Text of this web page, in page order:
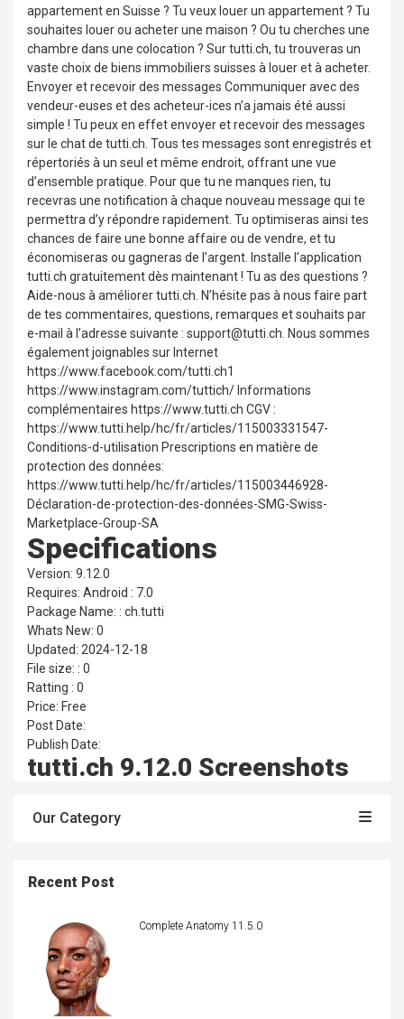
appartement en Suisse ? Tu veux louer un appartement ? Tu
souhaites louer ou acheter une maison ? Ou tu cherches une
chambre dans une colocation ? Sur tutti.ch, tu trouveras un
vaste choix de biens immobiliers suisses à louer et à acheter.
Envoyer et recevoir des messages Communiquer avec des
vendeur-euses et des acheteur-ices n’a jamais été aussi
simple ! Tu peux en effet envoyer et recevoir des messages
sur le chat de tutti.ch. Tous tes messages sont enregistrés et
répertoriés à un seul et même endroit, offrant une vue
d’ensemble pratique. Pour que tu ne manques rien, tu
recevras une notification à chaque nouveau message qui te
permettra d’y répondre rapidement. Tu optimiseras ainsi tes
chances de faire une bonne affaire ou de vendre, et tu
économiseras ou gagneras de l’argent. Installe l’application
tutti.ch gratuitement dès maintenant ! Tu as des questions ?
Aide-nous à améliorer tutti.ch. N’hésite pas à nous faire part
de tes commentaires, questions, remarques et souhaits par
e-mail à l’adresse suivante : support@tutti.ch. Nous sommes
également joignables sur Internet
https://www.facebook.com/tutti.ch1
https://www.instagram.com/tuttich/ Informations
complémentaires https://www.tutti.ch CGV :
https://www.tutti.help/hc/fr/articles/115003331547-
Conditions-d-utilisation Prescriptions en matière de
protection des données:
https://www.tutti.help/hc/fr/articles/115003446928-
Déclaration-de-protection-des-données-SMG-Swiss-
Marketplace-Group-SA
Specifications
Version: 9.12.0
Requires: Android : 7.0
Package Name: : ch.tutti
Whats New: 0
Updated: 2024-12-18
File size: : 0
Ratting : 0
Price: Free
Post Date:
Publish Date:
tutti.ch 9.12.0 Screenshots
Our Category
Recent Post
Complete Anatomy 11.5.0